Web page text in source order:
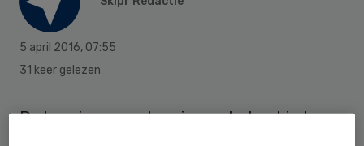
5 april 2016, 07:55
31 keer gelezen
De kennis van wetgeving op het gebied van